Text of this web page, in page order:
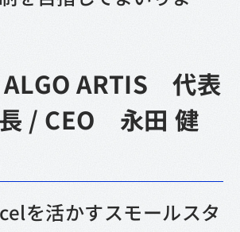
ALGO ARTIS 代表
/ CEO 永田 健
を活かすスモールスタ